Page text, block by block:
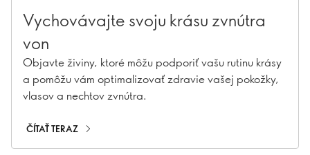
Vychovávajte svoju krásu zvnútra
von
Objavte živiny, ktoré môžu podporiť vašu rutinu krásy
a pomôžu vám optimalizovať zdravie vašej pokožky,
vlasov a nechtov zvnútra.
ČÍTAŤ TERAZ